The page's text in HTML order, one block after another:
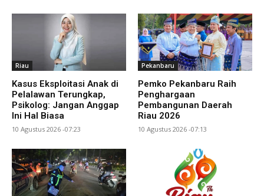
Riau
Kasus Eksploitasi Anak di
Pelalawan Terungkap,
Psikolog: Jangan Anggap
Ini Hal Biasa
10 Agustus 2026 -07:23
Pekanbaru
Pemko Pekanbaru Raih
Penghargaan
Pembangunan Daerah
Riau 2026
10 Agustus 2026 -07:13